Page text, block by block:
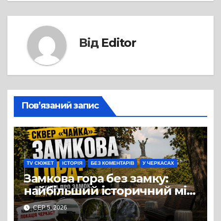
Від Editor
Пов’язаний запис
TV СЮЖЕТ ІСТОРІЯ БЕЗ КОМЕНТАРІВ У ЧЕРКАСАХ
Замкова гора без замку:
найбільший історичний міф
Черкас
СЕР 5, 2026